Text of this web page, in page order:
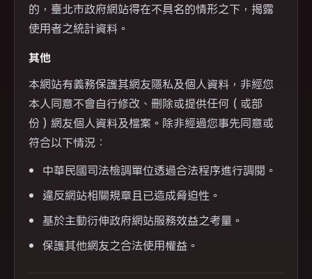
的，臺北市政府網站得在不具名的情形之下，揭露
使用者之統計資料。
其他
本網站有義務保護其網友隱私及個人資料，非經您
本人同意不會自行修改、刪除或提供任何（或部
份）網友個人資料及檔案。除非經過您事先同意或
符合以下情況：
中華民國司法檢調單位透過合法程序進行調閱。
違反網站相關規章且已造成脅迫性。
基於主動衍伸政府網站服務效益之考量。
保護其他網友之合法使用權益。